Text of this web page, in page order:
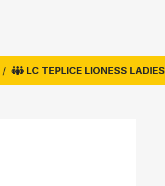
/ LC TEPLICE LIONESS LADIES